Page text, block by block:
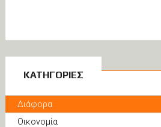
ΚΑΤΗΓΟΡΙΕΣ
Διάφορα
Οικονομία